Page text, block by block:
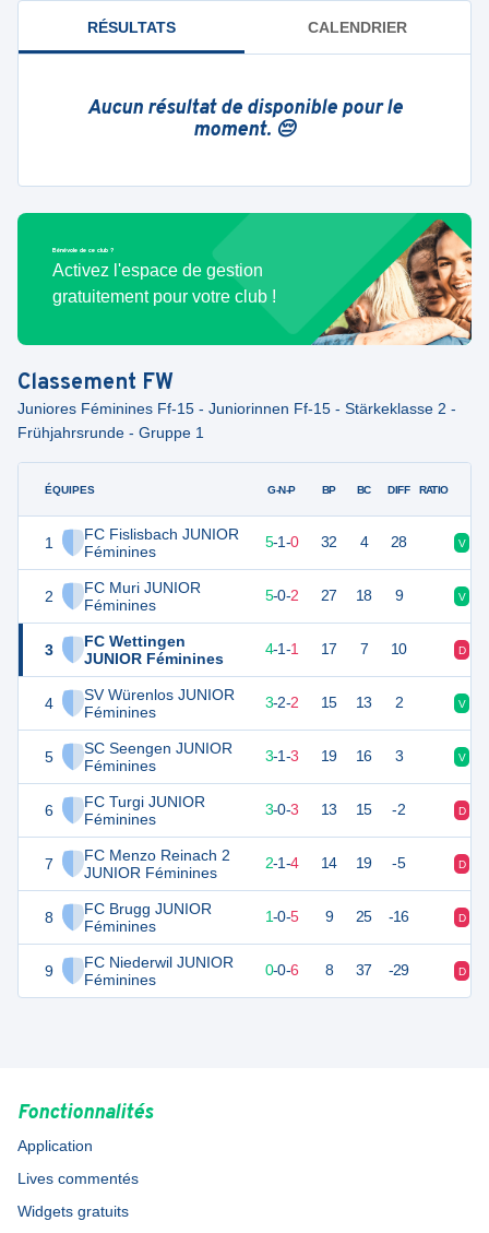
RÉSULTATS CALENDRIER
Aucun résultat de disponible pour le
moment. 😔
Bénévole de ce club ?
Activez l'espace de gestion
gratuitement pour votre club !
Classement FW
Juniores Féminines Ff-15 - Juniorinnen Ff-15 - Stärkeklasse 2 -
Frühjahrsrunde - Gruppe 1
ÉQUIPES
1
FC Fislisbach JUNIOR
Féminines
2
FC Muri JUNIOR
Féminines
3
FC Wettingen
JUNIOR Féminines
4
SV Würenlos JUNIOR
Féminines
5
SC Seengen JUNIOR
Féminines
6
FC Turgi JUNIOR
Féminines
7
FC Menzo Reinach 2
JUNIOR Féminines
8
FC Brugg JUNIOR
Féminines
9
FC Niederwil JUNIOR
Féminines
G-N-P BP BC DIFF RATIO
16 6 5-1-0 32 4 28 V
15 5-0-2 27 18 9 V
13 4-1-1 17 7 10 D
11 7 3-2-2 15 13 2 V
10 7 3-1-3 19 16 3 V
9 3-0-3 13 15 -2 D
7 2-1-4 14 19 -5 D
3 1-0-5 9 25 -16 D
0 6 0-0-6 8 37 -29 D
Fonctionnalités
Application
Lives commentés
Widgets gratuits